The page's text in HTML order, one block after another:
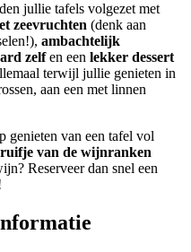
jullie tafels volgezet met
zeevruchten (denk aan
ambachtelijk
zelfen een lekker dessert
terwijl jullie genieten in
aan een met linnen
genieten van een tafel vol
van de wijnranken
Reserveer dan snel een